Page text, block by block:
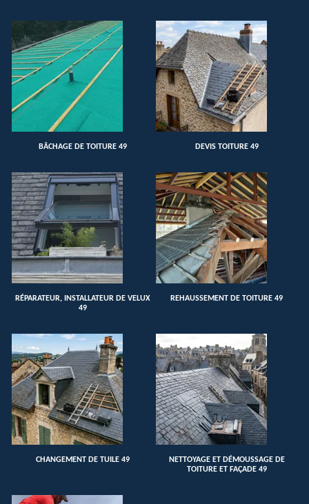
BÂCHAGE DE TOITURE 49 DEVIS TOITURE 49
RÉPARATEUR, INSTALLATEUR DE VELUX
49
REHAUSSEMENT DE TOITURE 49
CHANGEMENT DE TUILE 49
NETTOYAGE ET DÉMOUSSAGE DE
TOITURE ET FAÇADE 49